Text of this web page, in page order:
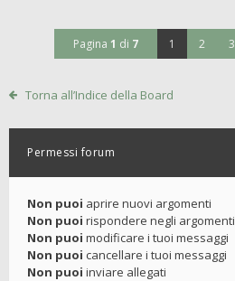
Pagina 1 di 7 1 2 3
Torna all’Indice della Board
Permessi forum
Non puoi aprire nuovi argomenti
Non puoi rispondere negli argomenti
Non puoi modificare i tuoi messaggi
Non puoi cancellare i tuoi messaggi
Non puoi inviare allegati